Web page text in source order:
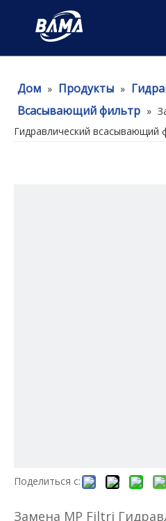
Дом » Продукты »
Всасывающий фильтр »
Гидравлический всасывающий
Поделиться с:
Замена MP Filtri